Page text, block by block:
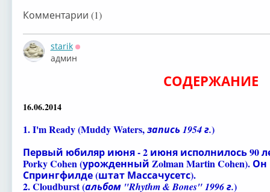
Комментарии (1)
starik
Оффлайн
админ
СОДЕРЖАНИЕ
16.06.2014
1. I'm Ready (Muddy Waters,запись 1954 г.)
Первый юбиляр июня - 2 июня исполнилось 90
Porky Cohen(урожденный Zolman Martin Cohen). Он
Спрингфилде (штат Массачусетс).
2. Cloudburst (альбом "Rhythm & Bones" 1996 г.)